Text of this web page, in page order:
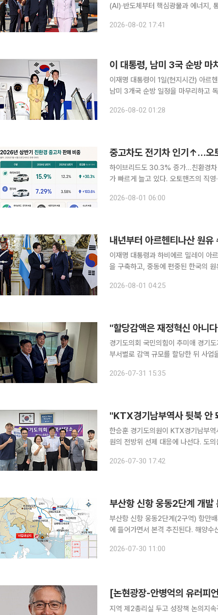
(AI)·반도체부터 핵심광물과 에너지,
다. 또 2021년 이후 중단된 한·메르
2026-08-02 17:41
이 대통령, 남미 3국 순방 마
이재명 대통령이 1일(현지시간) 아르
남미 3개국 순방 일정을 마무리하고 독일 프랑크푸르
지 분야의 협력을 확대하기로 했다.
2026-08-02 01:28
중고차도 전기차 인기↑…오
하이브리드도 30.3% 증가…친환경차 비중 23.2% 중고차 시장에서
가 빠르게 늘고 있다. 오토핸즈의 직
는 소비자가 늘고 다양한 모델이 유입
2026-08-01 06:00
내년부터 아르헨티나산 원
이재명 대통령과 하비에르 밀레이 아
을 구축하고, 중동에 편중된 한국의 원유 도입선을
협력에 기업 투자와 시장 진출을 뒷
2026-08-01 04:25
경기도의회 국민의힘이 추미애 경기
부서별로 감액 규모를 할당한 뒤 사업
과 박영선 의원은 이날 경기도의회
2026-07-31 15:35
"KTX경기남부역사 뒷북 안
한승훈 경기도의원이 KTX경기남부
원의 전방위 선제 대응에 나선다. 도
에서 고덕국제신도시 시민연대와 경
2026-07-30 17:42
부산항 신항 웅동2단계 개
부산항 신항 웅동2단계(2구역) 항만
에 들어가면서 본격 추진된다. 해양
웅동2단계(2구역·25만㎡) 항만배후
2026-07-30 11:00
[논현광장-안병억의 유러피
지역 제2총리실 두고 성장책 논의지